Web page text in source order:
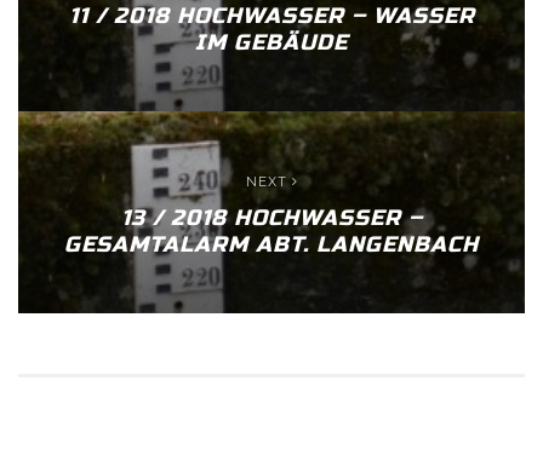
11 / 2018 HOCHWASSER – WASSER
IM GEBÄUDE
NEXT
13 / 2018 HOCHWASSER –
GESAMTALARM ABT. LANGENBACH